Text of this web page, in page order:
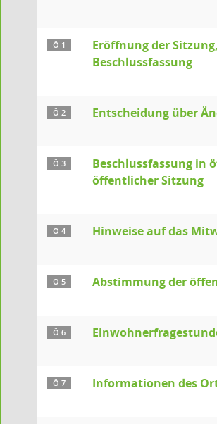
Ö 1
Eröffnung der
Beschlussfassung
Ö 2 Entscheidung über
Ö 3
Beschlussfassung in
öffentlicher Sitzung
Ö 4 Hinweise auf das
Ö 5 Abstimmung der
Ö 6
Ö 7 Informationen des